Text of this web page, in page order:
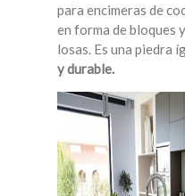
para encimeras de
en forma de bloques
losas. Es una piedra
y durable.